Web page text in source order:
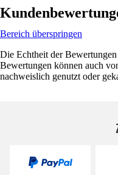
Bereich überspringen
Die Echtheit der
Bewertungen können auch
nachweislich genutzt oder